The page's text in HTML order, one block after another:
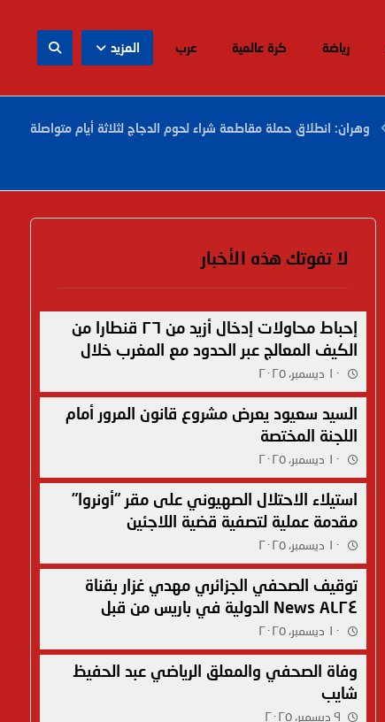
رياضة كرة عالمية عرب المزيد
وهران: انطلاق حملة مقاطعة شراء لحوم الدجاج لثلاثة أيام متواصلة
لا تفوتك هذه الأخبار
إحباط محاولات إدخال أزيد من ٢٦ قنطارا من
الكيف المعالج عبر الحدود مع المغرب خلال
أسبوع
١٠ ديسمبر، ٢٠٢٥
السيد سعيود يعرض مشروع قانون المرور أمام
اللجنة المختصة
١٠ ديسمبر، ٢٠٢٥
استيلاء الاحتلال الصهيوني على مقر “أونروا”
مقدمة عملية لتصفية قضية اللاجئين
١٠ ديسمبر، ٢٠٢٥
توقيف الصحفي الجزائري مهدي غزار بقناة
AL٢٤ News الدولية في باريس من قبل
الشرطة الفرنسية
١٠ ديسمبر، ٢٠٢٥
وفاة الصحفي والمعلق الرياضي عبد الحفيظ
شايب
٩ ديسمبر، ٢٠٢٥